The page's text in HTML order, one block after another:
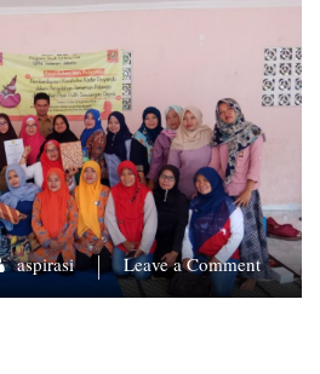
aspirasi Leave a Commenton
Dosen